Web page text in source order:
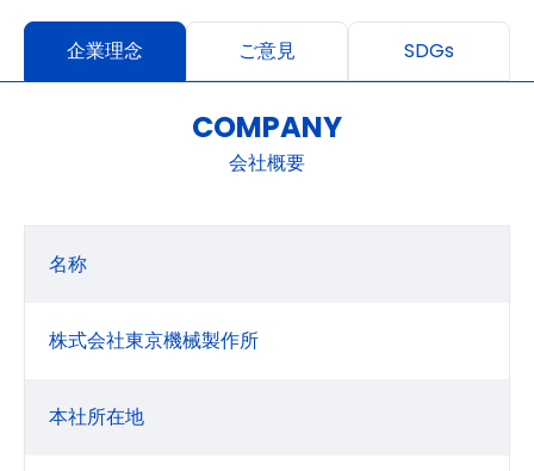
企業理念 ご意見 SDGs
COMPANY
会社概要
名称
株式会社東京機械製作所
本社所在地